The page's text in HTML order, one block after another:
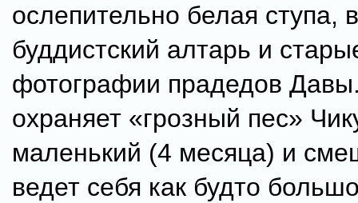
ослепительно белая ступа,
буддистский алтарь и
фотографии прадедов
охраняет «грозный пес»
маленький (4 месяца) и
ведет себя как будто